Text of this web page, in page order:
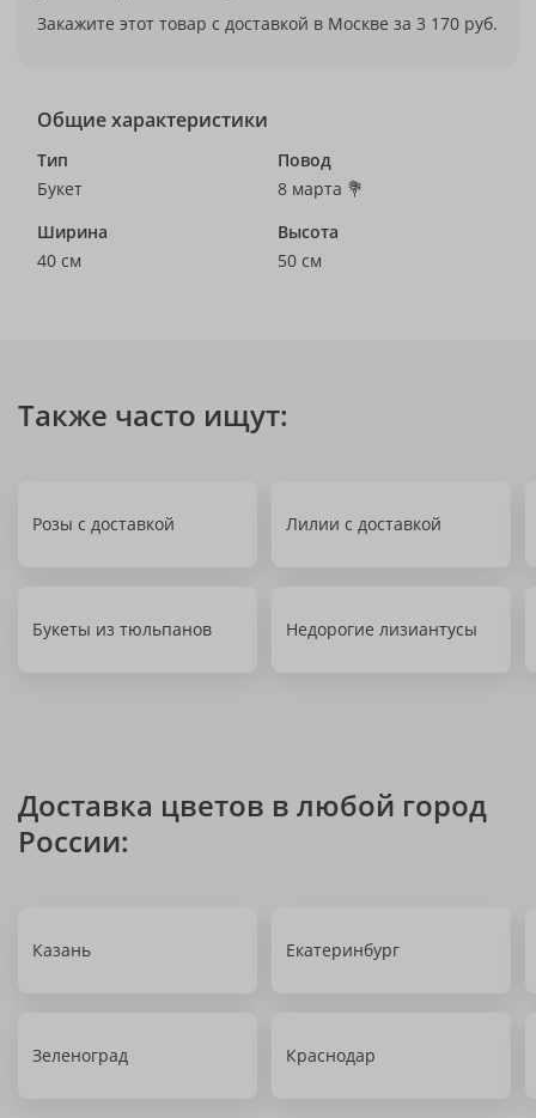
Закажите этот товар с доставкой в Москве за 3 170 руб.
Общие характеристики
Тип
Букет
Повод
8 марта 💐
Ширина
40 см
Высота
50 см
Также часто ищут:
Розы с доставкой Лилии с доставкой
Букеты из тюльпанов Недорогие лизиантусы
Доставка цветов в любой город
России:
Казань Екатеринбург
Зеленоград Краснодар